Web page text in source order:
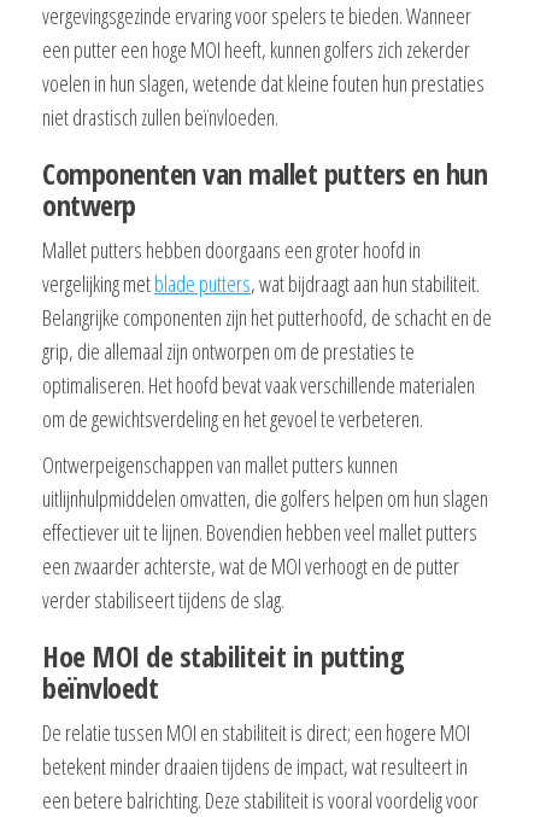
vergevingsgezinde ervaring voor spelers te bieden. Wanneer
een putter een hoge MOI heeft, kunnen golfers zich zekerder
voelen in hun slagen, wetende dat kleine fouten hun prestaties
niet drastisch zullen beïnvloeden.
Componenten van mallet putters en hun
ontwerp
Mallet putters hebben doorgaans een groter hoofd in
vergelijking metblade putters, wat bijdraagt aan hun stabiliteit.
Belangrijke componenten zijn het putterhoofd, de schacht en de
grip, die allemaal zijn ontworpen om de prestaties te
optimaliseren. Het hoofd bevat vaak verschillende materialen
om de gewichtsverdeling en het gevoel te verbeteren.
Ontwerpeigenschappen van mallet putters kunnen
uitlijnhulpmiddelen omvatten, die golfers helpen om hun slagen
effectiever uit te lijnen. Bovendien hebben veel mallet putters
een zwaarder achterste, wat de MOI verhoogt en de putter
verder stabiliseert tijdens de slag.
Hoe MOI de stabiliteit in putting
beïnvloedt
De relatie tussen MOI en stabiliteit is direct; een hogere MOI
betekent minder draaien tijdens de impact, wat resulteert in
een betere balrichting. Deze stabiliteit is vooral voordelig voor